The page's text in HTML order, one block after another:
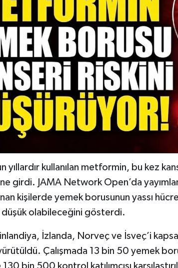
yıllardır kullanılan metformin, bu kez
girdi. JAMA Network Open’da
kişilerde yemek borusunun yassı
düşük olabileceğini gösterdi.
İzlanda, Norveç ve İsveç’i
Çalışmada 13 bin 50 yemek
bin 500 kontrol katılımcısı